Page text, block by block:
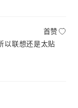
首赞
以联想还是太贴